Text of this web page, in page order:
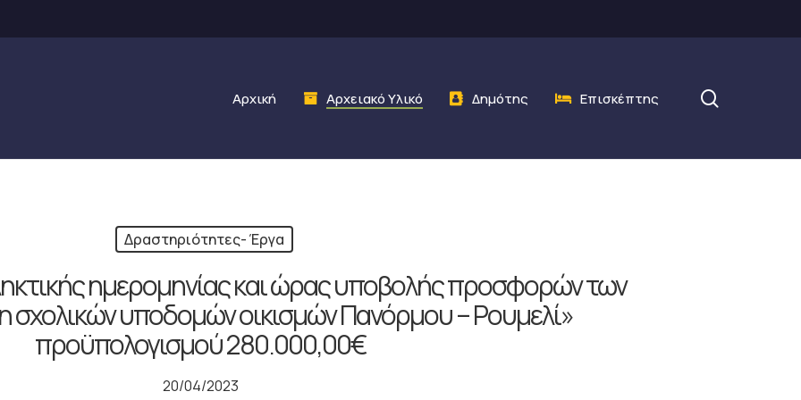
Αρχική Αρχειακό Υλικό Δημότης Επισκέπτης
Δραστηριότητες- Έργα
ημερομηνίας και ώρας υποβολής προσφορών των
σχολικών υποδομών οικισμών Πανόρμου – Ρουμελί»
προϋπολογισμού 280.000,00€
20/04/2023